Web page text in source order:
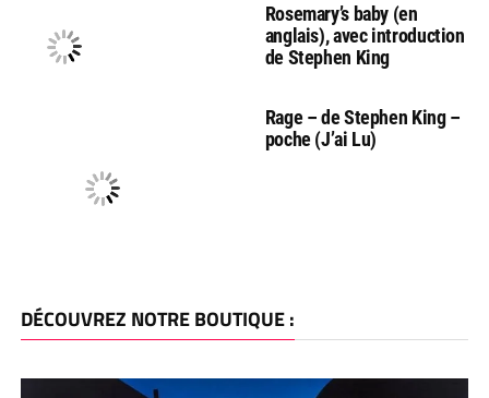
Rosemary’s baby (en
anglais), avec introduction
de Stephen King
Rage – de Stephen King –
poche (J’ai Lu)
DÉCOUVREZ NOTRE BOUTIQUE :